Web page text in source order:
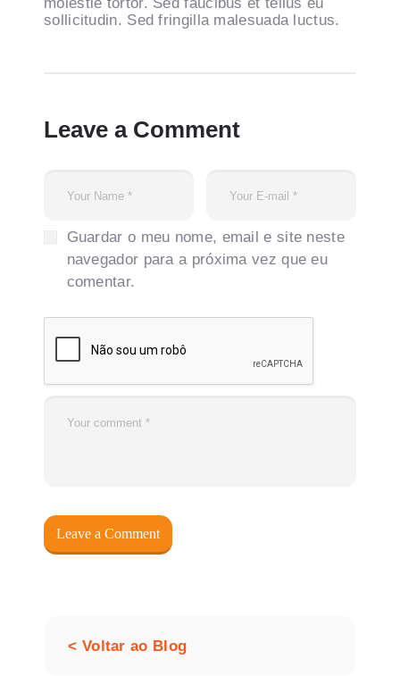
sollicitudin. Sed fringilla malesuada luctus.
Leave a Comment
Guardar o meu nome, email e site neste
navegador para a próxima vez que eu
comentar.
< Voltar ao Blog